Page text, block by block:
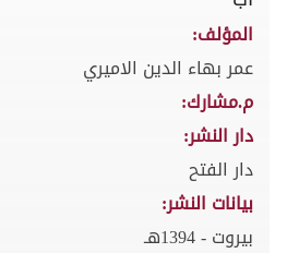
المؤلف:
عمر بهاء الدين الاميري
م.مشارك:
دار النشر:
دار الفتح
بيانات النشر:
بيروت - 1394هـ